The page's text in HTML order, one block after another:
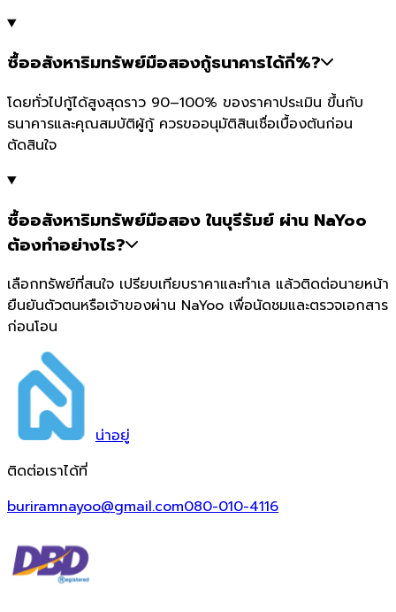
ซื้ออสังหาริมทรัพย์มือสองกู้ธนาคารได้กี่%?
โดยทั่วไปกู้ได้สูงสุดราว 90–100% ของราคาประเมิน ขึ้นกับ
ธนาคารและคุณสมบัติผู้กู้ ควรขออนุมัติสินเชื่อเบื้องต้นก่อน
ตัดสินใจ
ซื้ออสังหาริมทรัพย์มือสอง ในบุรีรัมย์ ผ่าน NaYoo
ต้องทำอย่างไร?
เลือกทรัพย์ที่สนใจ เปรียบเทียบราคาและทำเล แล้วติดต่อนายหน้า
ยืนยันตัวตนหรือเจ้าของผ่าน NaYoo เพื่อนัดชมและตรวจเอกสาร
ก่อนโอน
น่าอยู่
ติดต่อเราได้ที่
buriramnayoo@gmail.com080-010-4116